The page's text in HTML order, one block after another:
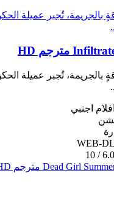
بالجريمة، تُجبر عميلة
بالجريمة، تُجبر عميلة
افلام اجنبي
WEB-DL
6.0 / 10